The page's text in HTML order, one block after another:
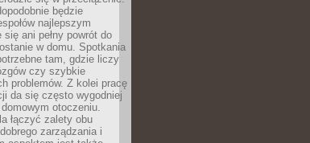
będzie
najlepszym
ani pełny powrót do
w domu. Spotkania
tam, gdzie liczy
czy szybkie
problemów. Z kolei pracę
da się często wygodniej
otoczeniu.
łączyć zalety obu
zarządzania i